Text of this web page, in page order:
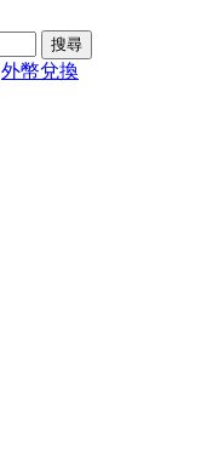
搜尋
外幣兌換